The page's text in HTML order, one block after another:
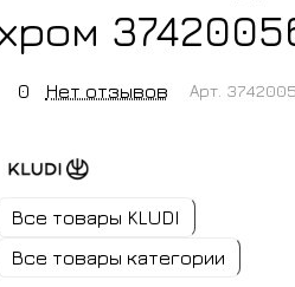
0 Нет отзывов Арт.
Все товары KLUDI
Все товары категории